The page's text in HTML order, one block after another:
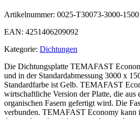
Artikelnummer: 0025-T30073-3000-1500
EAN: 4251406209092
Kategorie: Dichtungen
Die Dichtungsplatte TEMAFAST
und in der Standardabmessung 3000 x
Standardfarbe ist Gelb. TEMAFAST
wirtschaftliche Version der Platte, die aus
organischen Fasern gefertigt wird. Die
verbunden. TEMAFAST Economy kann